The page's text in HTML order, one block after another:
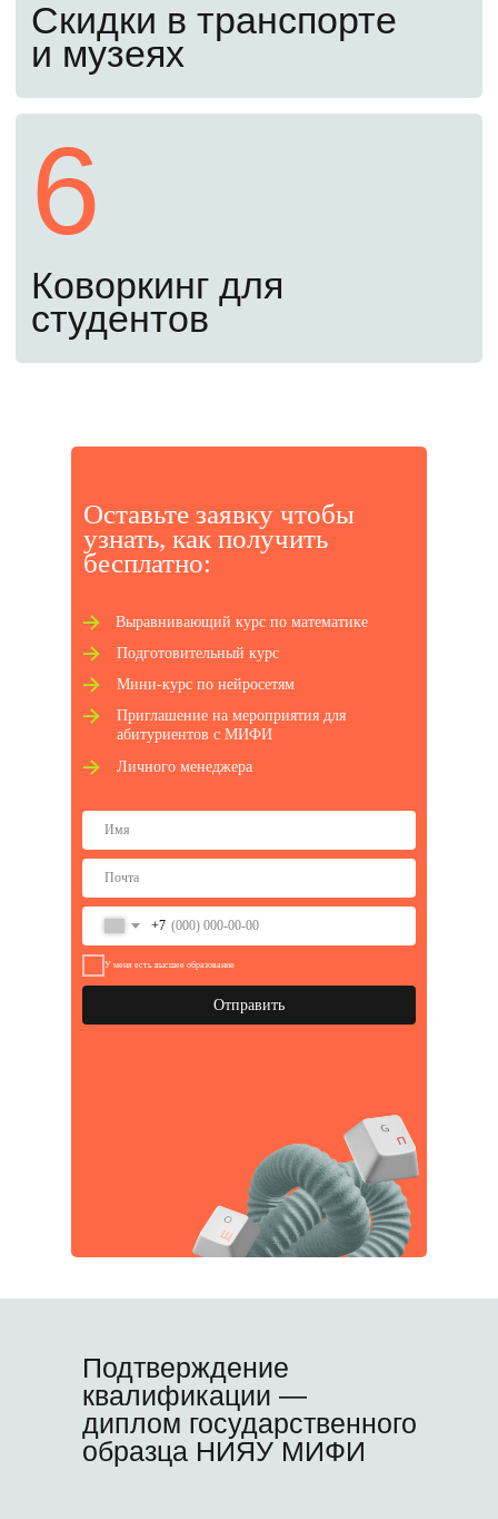
+7
У меня есть высшее образование
Отправить
Оставьте заявку чтобы
узнать, как получ ить
бесплатно:
Выравнивающий курс по математике
Мини-курс по нейросетям
Подготовительный курс
Личного менеджера
Приглашение на мероприятия для
абитуриентов с МИФИ
Подтверждение
квалификации —
диплом государственного
образца НИЯУ МИФИ
о зачислении.
Пятый шаг
Поздравляем! Вы – студент
МИФИ
Вы справились! Приступайте к занятиям
1 сентября
Оставьте заявку, чтобы
поступить в 2026 году